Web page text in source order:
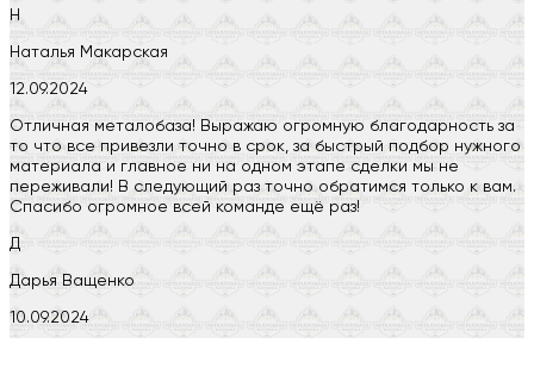
Н
Наталья Макарская
12.09.2024
Отличная металобаза! Выражаю огромную благодарность за
то что все привезли точно в срок, за быстрый подбор нужного
материала и главное ни на одном этапе сделки мы не
переживали! В следующий раз точно обратимся только к вам.
Спасибо огромное всей команде ещё раз!
Д
Дарья Ващенко
10.09.2024